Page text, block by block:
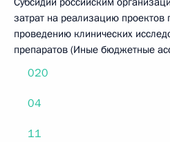
затрат на реализацию проектов
проведению клинических
препаратов (Иные бюджетные
020
04
11